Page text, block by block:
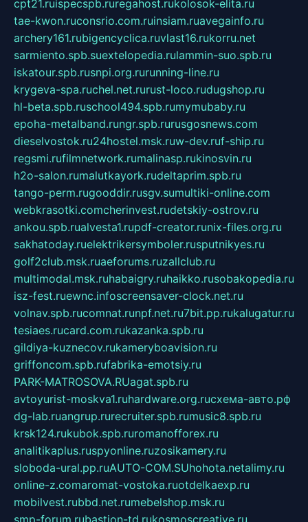
cpt21.ruispecspb.ruregahost.rukolosok-elita.ru
tae-kwon.ruconsrio.com.ruinsiam.ruavegainfo.ru
archery161.rubigencyclica.ruvlast16.rukorru.net
sarmiento.spb.suextelopedia.rulammin-suo.spb.ru
iskatour.spb.rusnpi.org.rurunning-line.ru
krygeva-spa.ruchel.net.rurust-loco.rudugshop.ru
hl-beta.spb.ruschool494.spb.rumymubaby.ru
epoha-metalband.rungr.spb.rurusgosnews.com
dieselvostok.ru24hostel.msk.ruw-dev.ruf-ship.ru
regsmi.rufilmnetwork.rumalinasp.rukinosvin.ru
h2o-salon.rumalutkayork.rudeltaprim.spb.ru
tango-perm.rugooddir.rusgv.sumultiki-online.com
webkrasotki.comcherinvest.rudetskiy-ostrov.ru
ankou.spb.rualvesta1.rupdf-creator.runix-files.org.ru
sakhatoday.ruelektrikersymboler.rusputnikyes.ru
golf2club.msk.ruaeforums.ruzallclub.ru
multimodal.msk.ruhabaigry.ruhaikko.rusobakopedia.ru
isz-fest.ruewnc.infoscreensaver-clock.net.ru
volnav.spb.rucomnat.runpf.net.ru7bit.pp.rukalugatur.ru
tesiaes.rucard.com.rukazanka.spb.ru
gildiya-kuznecov.rukameryboavision.ru
griffoncom.spb.rufabrika-emotsiy.ru
PARK-MATROSOVA.RUagat.spb.ru
avtoyurist-moskva1.ruhardware.org.ruсхема-авто.рф
dg-lab.ruangrup.rurecruiter.spb.rumusic8.spb.ru
krsk124.rukubok.spb.ruromanofforex.ru
analitikaplus.ruspyonline.ruzosikamery.ru
sloboda-ural.pp.ruAUTO-COM.SUhohota.netalimy.ru
online-z.comaromat-vostoka.ruotdelkaexp.ru
mobilvest.rubbd.net.rumebelshop.msk.ru